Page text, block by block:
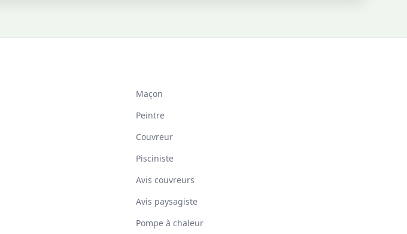
Maçon
Peintre
Couvreur
Pisciniste
Avis couvreurs
Avis paysagiste
Pompe à chaleur